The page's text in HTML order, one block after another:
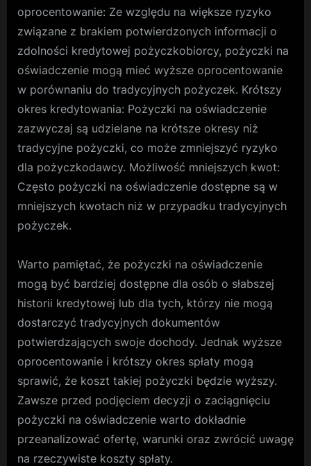
oprocentowanie: Ze względu na większe ryzyko
związane z brakiem potwierdzonych informacji o
zdolności kredytowej pożyczkobiorcy, pożyczki na
oświadczenie mogą mieć wyższe oprocentowanie
w porównaniu do tradycyjnych pożyczek. Krótszy
okres kredytowania: Pożyczki na oświadczenie
zazwyczaj są udzielane na krótsze okresy niż
tradycyjne pożyczki, co może zmniejszyć ryzyko
dla pożyczkodawcy. Możliwość mniejszych kwot:
Często pożyczki na oświadczenie dostępne są w
mniejszych kwotach niż w przypadku tradycyjnych
pożyczek.
Warto pamiętać, że pożyczki na oświadczenie
mogą być bardziej dostępne dla osób o słabszej
historii kredytowej lub dla tych, którzy nie mogą
dostarczyć tradycyjnych dokumentów
potwierdzających swoje dochody. Jednak wyższe
oprocentowanie i krótszy okres spłaty mogą
sprawić, że koszt takiej pożyczki będzie wyższy.
Zawsze przed podjęciem decyzji o zaciągnięciu
pożyczki na oświadczenie warto dokładnie
przeanalizować ofertę, warunki oraz zwrócić uwagę
na rzeczywiste koszty spłaty.